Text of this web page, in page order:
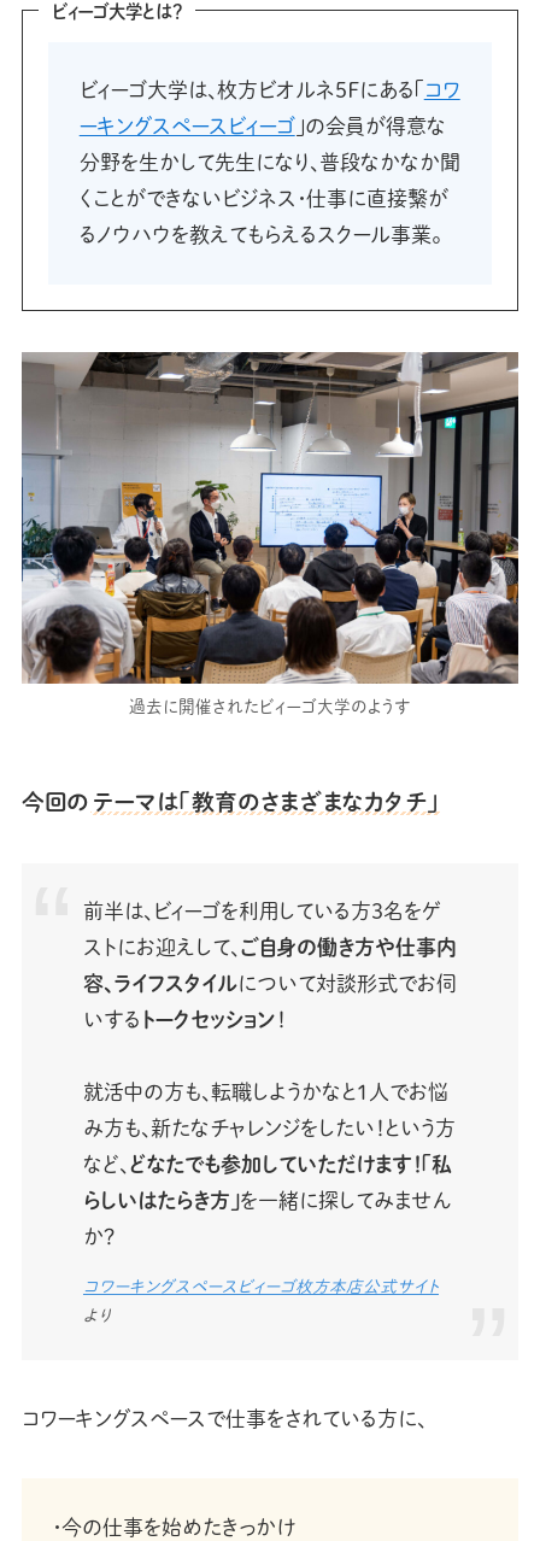
ビィーゴ大学とは？
ビィーゴ大学は、枚方ビオルネ5Ｆにある「
コワ
ーキングスペースビィーゴ」の会員が得意な
分野を生かして先生になり、普段なかなか聞
くことができないビジネス・仕事に直接繋が
るノウハウを教えてもらえるスクール事業。
過去に開催されたビィーゴ大学のようす
今回の テーマは「教育のさまざまなカタチ」
前半は、ビィーゴを利用している方3名をゲ
ストにお迎えして、 ご自身の働き方や仕事内
容、ライフスタイルについて対談形式でお伺
いする トークセッション ！
就活中の方も、転職しようかなと1人でお悩
み方も、新たなチャレンジをしたい！という方
など、 どなたでも参加していただけます！「私
らしいはたらき方」を一緒に探してみません
か？
コワーキングスペースビィーゴ枚方本店公式サイト
より
コワーキングスペースで仕事をされている方に、
・今の仕事を始めたきっかけ